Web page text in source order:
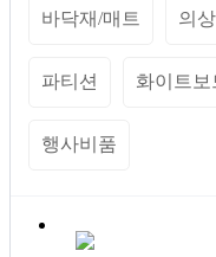
바닥재/매트 의
파티션 화이트보
행사비품